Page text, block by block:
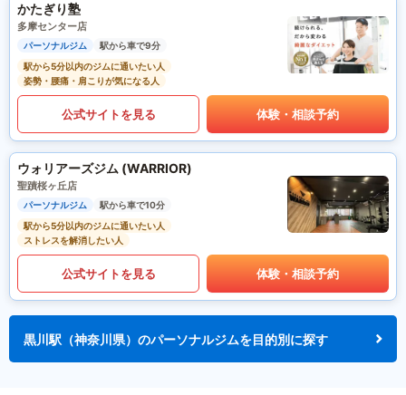
かたぎり塾
多摩センター店
パーソナルジム
駅から車で9分
駅から5分以内のジムに通いたい人
姿勢・腰痛・肩こりが気になる人
公式サイトを見る 体験・相談予約
ウォリアーズジム (WARRIOR)
聖蹟桜ヶ丘店
パーソナルジム
駅から車で10分
駅から5分以内のジムに通いたい人
ストレスを解消したい人
公式サイトを見る 体験・相談予約
黒川駅（神奈川県）のパーソナルジムを目的別に探す